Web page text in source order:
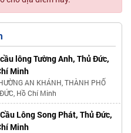
lông Tường Anh, Thủ Đức,
Minh
AN KHÁNH, THÀNH PHỐ
Hồ Chí Minh
Lông Song Phát, Thủ Đức,
Minh